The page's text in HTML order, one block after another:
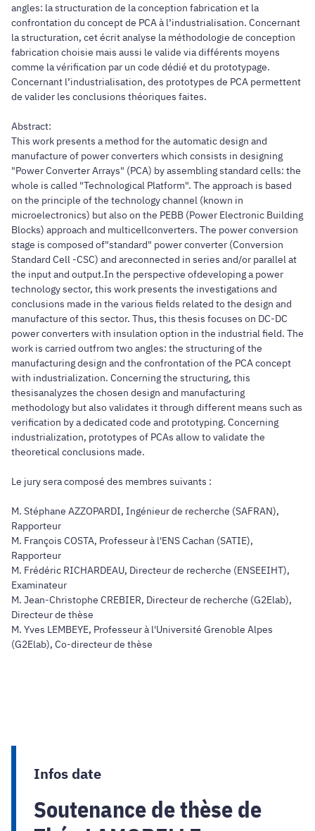
angles: la structuration de la conception fabrication et la
confrontation du concept de PCA à l’industrialisation. Concernant
la structuration, cet écrit analyse la méthodologie de conception
fabrication choisie mais aussi le valide via différents moyens
comme la vérification par un code dédié et du prototypage.
Concernant l’industrialisation, des prototypes de PCA permettent
de valider les conclusions théoriques faites.
Abstract:
This work presents a method for the automatic design and
manufacture of power converters which consists in designing
"Power Converter Arrays" (PCA) by assembling standard cells: the
whole is called "Technological Platform". The approach is based
on the principle of the technology channel (known in
microelectronics) but also on the PEBB (Power Electronic Building
Blocks) approach and multicellconverters. The power conversion
stage is composed of"standard" power converter (Conversion
Standard Cell -CSC) and areconnected in series and/or parallel at
the input and output.In the perspective ofdeveloping a power
technology sector, this work presents the investigations and
conclusions made in the various fields related to the design and
manufacture of this sector. Thus, this thesis focuses on DC-DC
power converters with insulation option in the industrial field. The
work is carried outfrom two angles: the structuring of the
manufacturing design and the confrontation of the PCA concept
with industrialization. Concerning the structuring, this
thesisanalyzes the chosen design and manufacturing
methodology but also validates it through different means such as
verification by a dedicated code and prototyping. Concerning
industrialization, prototypes of PCAs allow to validate the
theoretical conclusions made.
Le jury sera composé des membres suivants :
M. Stéphane AZZOPARDI, Ingénieur de recherche (SAFRAN),
Rapporteur
M. François COSTA, Professeur à l'ENS Cachan (SATIE),
Rapporteur
M. Frédéric RICHARDEAU, Directeur de recherche (ENSEEIHT),
Examinateur
M. Jean-Christophe CREBIER, Directeur de recherche (G2Elab),
Directeur de thèse
M. Yves LEMBEYE, Professeur à l'Université Grenoble Alpes
(G2Elab), Co-directeur de thèse
Infos date
Soutenance de thèse de